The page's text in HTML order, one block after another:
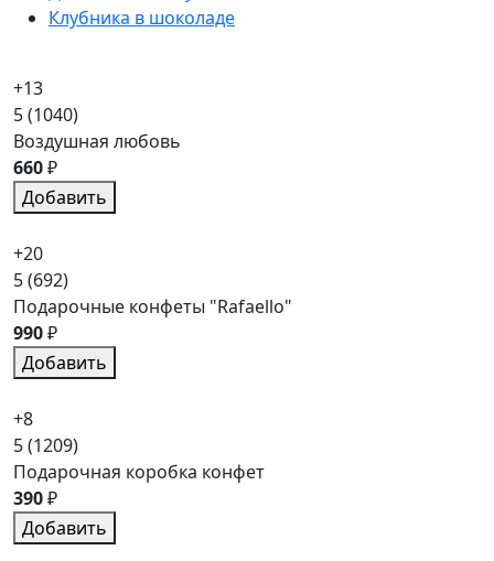
Клубника в шоколаде
+13
5(1040)
Воздушная любовь
660₽
Добавить
+20
5(692)
Подарочные конфеты "Rafaello"
990₽
Добавить
+8
5(1209)
Подарочная коробка конфет
390₽
Добавить